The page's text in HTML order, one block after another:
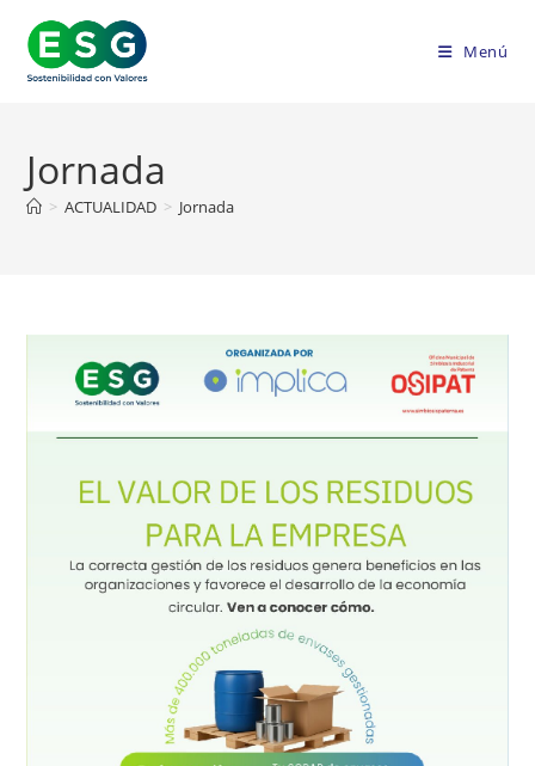
contenido
Menú
Jornada
> ACTUALIDAD > Jornada